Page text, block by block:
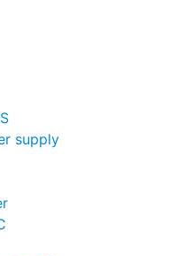
supply